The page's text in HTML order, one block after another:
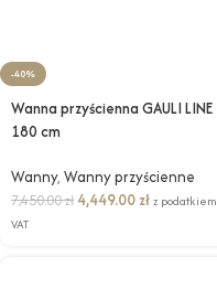
-40%
Wanna przyścienna GAULI LINE
180 cm
Wanny, Wanny przyścienne
7,450.00zł 4,449.00 złz podatkiem
VAT